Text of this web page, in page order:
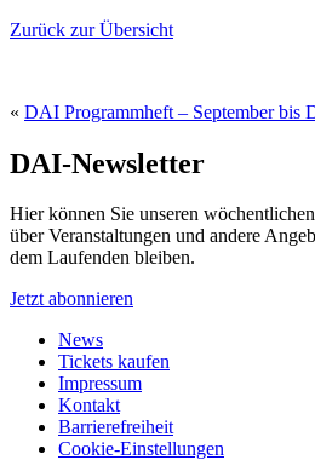
Zurück zur Übersicht
« DAI Programmheft – September bis
DAI-Newsletter
Hier können Sie unseren
über Veranstaltungen und andere
dem Laufenden bleiben.
Jetzt abonnieren
News
Tickets kaufen
Impressum
Kontakt
Barrierefreiheit
Cookie-Einstellungen